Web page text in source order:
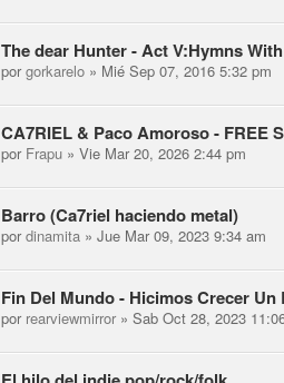
The dear Hunter - Act V:Hymns
porgorkarelo » Mié Sep 07, 2016 5:32 pm
CA7RIEL & Paco Amoroso - FREE
por Frapu » Vie Mar 20, 2026 2:44 pm
Barro (Ca7riel haciendo metal)
pordinamita » Jue Mar 09, 2023 9:34 am
Fin Del Mundo - Hicimos Crecer Un
por rearviewmirror » Sab Oct 28, 2023